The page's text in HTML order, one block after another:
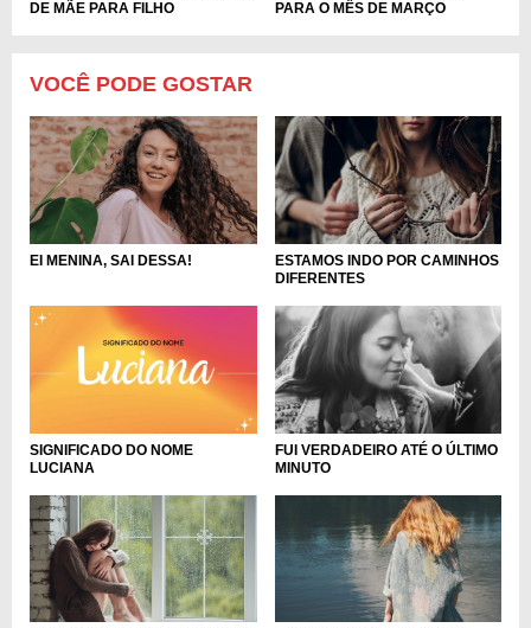
DE MÃE PARA FILHO
PARA O MÊS DE MARÇO
VOCÊ PODE GOSTAR
EI MENINA, SAI DESSA!
ESTAMOS INDO POR CAMINHOS
DIFERENTES
SIGNIFICADO DO NOME
LUCIANA
FUI VERDADEIRO ATÉ O ÚLTIMO
MINUTO